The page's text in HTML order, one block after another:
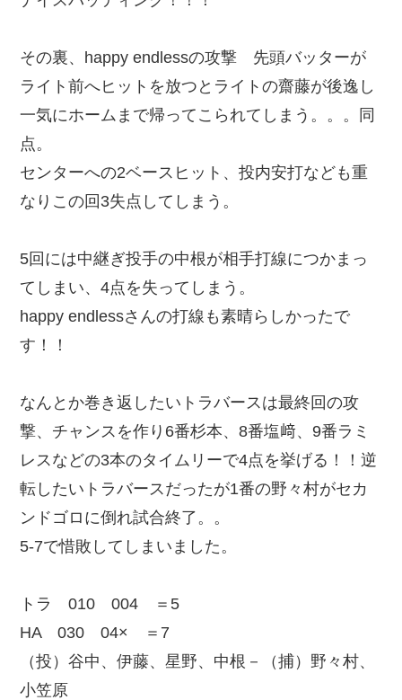
その裏、happy endlessの攻撃 先頭バッターが
ライト前へヒットを放つとライトの齋藤が後逸し
一気にホームまで帰ってこられてしまう。。。同
点。
センターへの2ベースヒット、投内安打なども重
なりこの回3失点してしまう。
5回には中継ぎ投手の中根が相手打線につかまっ
てしまい、4点を失ってしまう。
happy endlessさんの打線も素晴らしかったで
す！！
なんとか巻き返したいトラバースは最終回の攻
撃、チャンスを作り6番杉本、8番塩﨑、9番ラミ
レスなどの3本のタイムリーで4点を挙げる！！逆
転したいトラバースだったが1番の野々村がセカ
ンドゴロに倒れ試合終了。。
5-7で惜敗してしまいました。
トラ 010 004 ＝5
HA 030 04× ＝7
（投）谷中、伊藤、星野、中根－（捕）野々村、
小笠原